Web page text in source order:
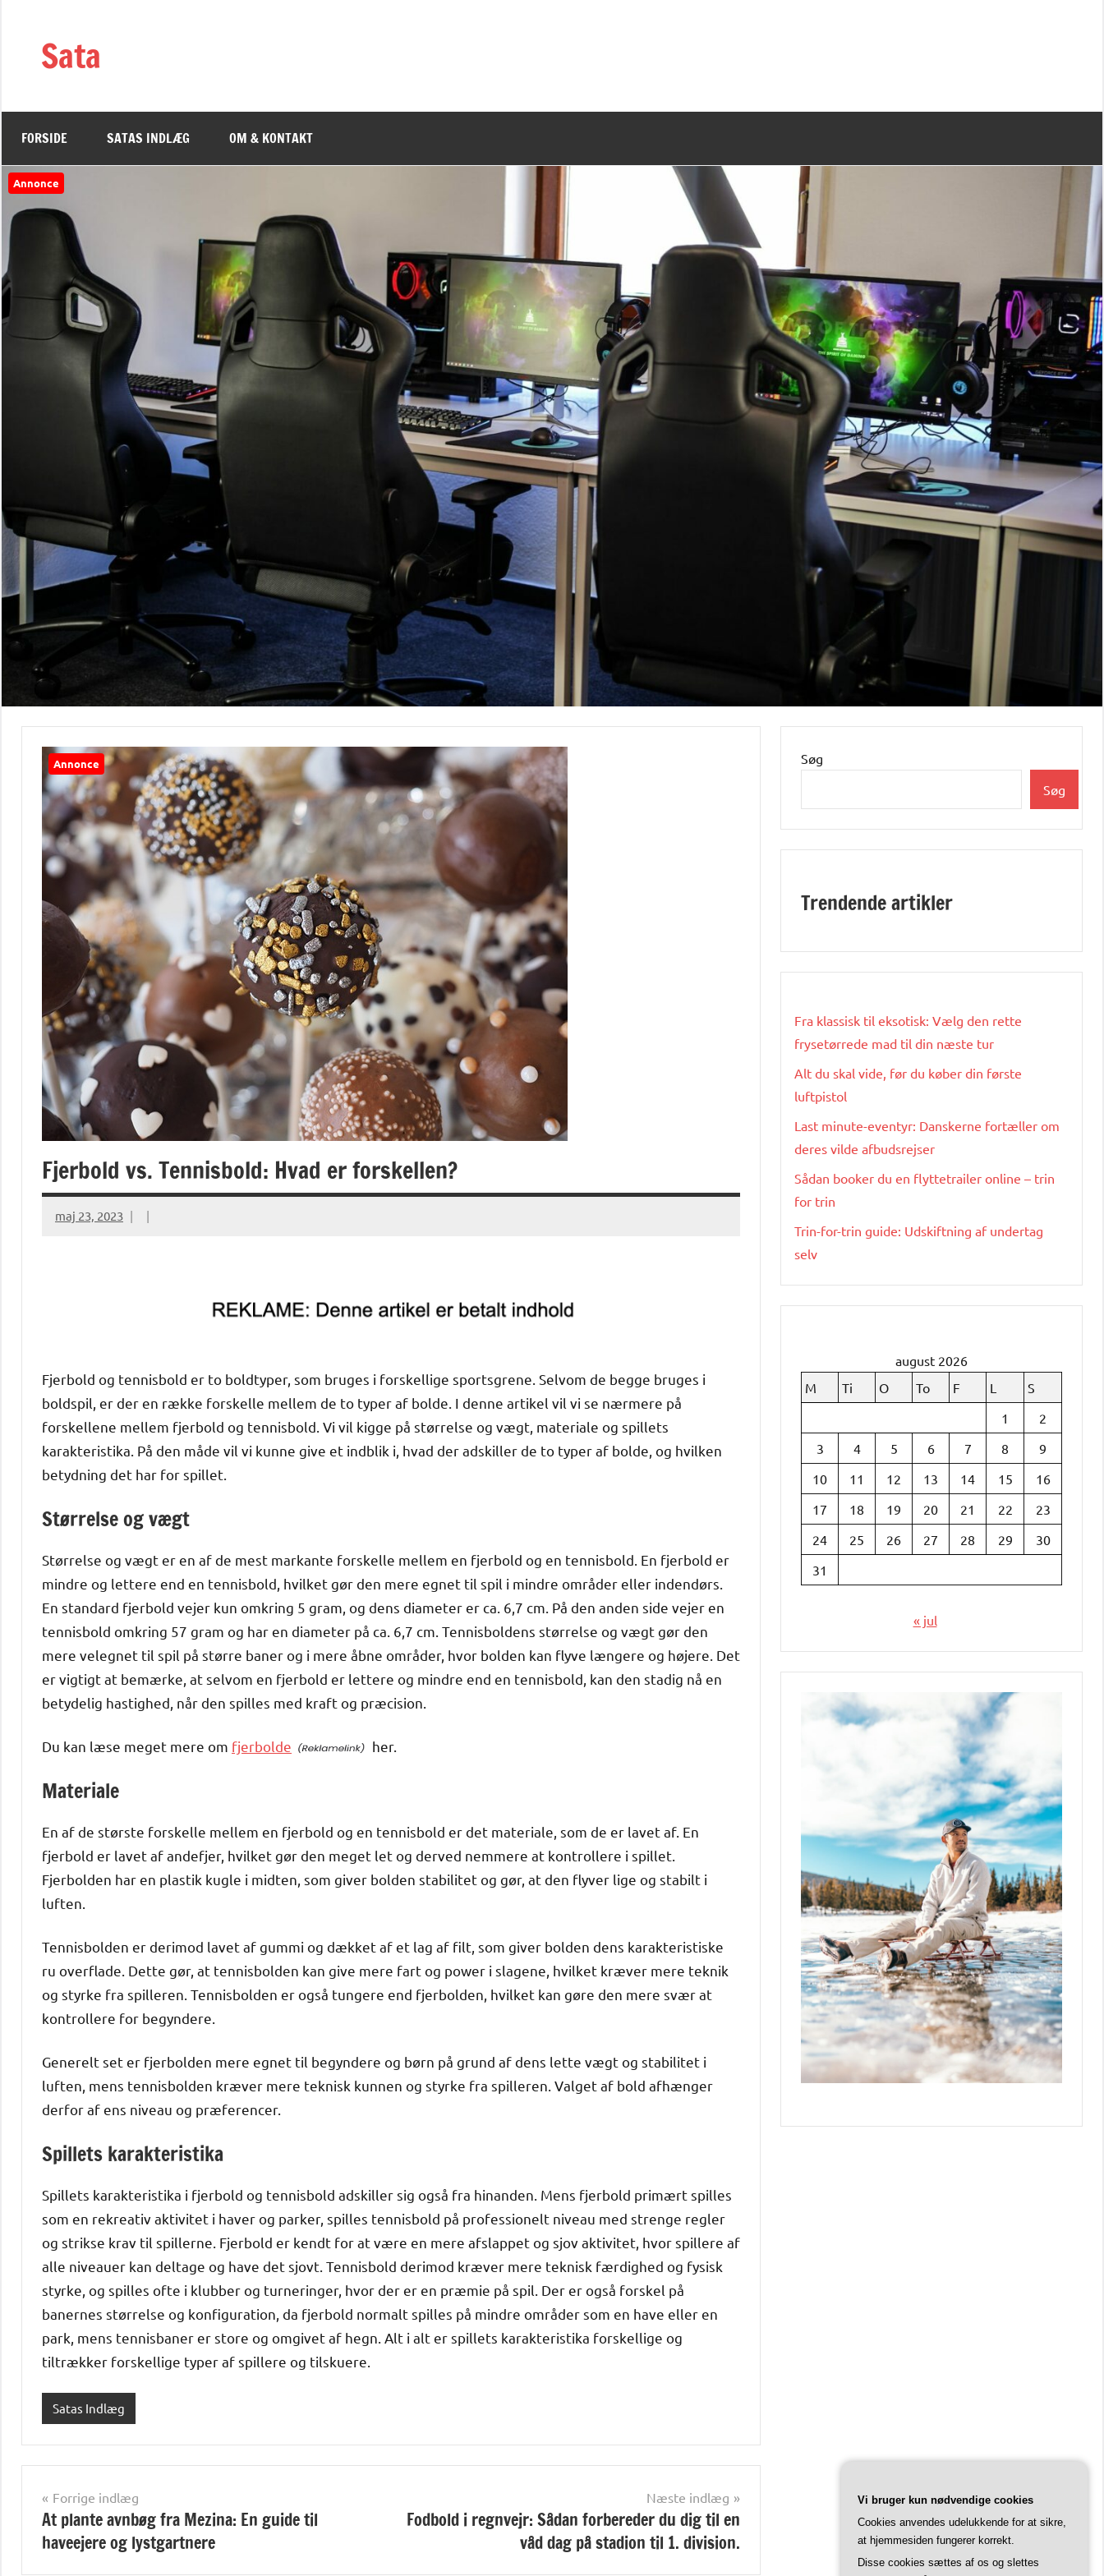
indholdSata
FORSIDE SATAS INDLÆG OM & KONTAKT
Annonce
Annonce
Fjerbold vs. Tennisbold: Hvad er forskellen?
maj 23, 2023
Fjerbold og tennisbold er to boldtyper, som bruges i forskellige sportsgrene. Selvom de begge bruges i
boldspil, er der en række forskelle mellem de to typer af bolde. I denne artikel vil vi se nærmere på
forskellene mellem fjerbold og tennisbold. Vi vil kigge på størrelse og vægt, materiale og spillets
karakteristika. På den måde vil vi kunne give et indblik i, hvad der adskiller de to typer af bolde, og hvilken
betydning det har for spillet.
Størrelse og vægt
Størrelse og vægt er en af de mest markante forskelle mellem en fjerbold og en tennisbold. En fjerbold er
mindre og lettere end en tennisbold, hvilket gør den mere egnet til spil i mindre områder eller indendørs.
En standard fjerbold vejer kun omkring 5 gram, og dens diameter er ca. 6,7 cm. På den anden side vejer en
tennisbold omkring 57 gram og har en diameter på ca. 6,7 cm. Tennisboldens størrelse og vægt gør den
mere velegnet til spil på større baner og i mere åbne områder, hvor bolden kan flyve længere og højere. Det
er vigtigt at bemærke, at selvom en fjerbold er lettere og mindre end en tennisbold, kan den stadig nå en
betydelig hastighed, når den spilles med kraft og præcision.
Du kan læse meget mere om fjerbolde her.
Materiale
En af de største forskelle mellem en fjerbold og en tennisbold er det materiale, som de er lavet af. En
fjerbold er lavet af andefjer, hvilket gør den meget let og derved nemmere at kontrollere i spillet.
Fjerbolden har en plastik kugle i midten, som giver bolden stabilitet og gør, at den flyver lige og stabilt i
luften.
Tennisbolden er derimod lavet af gummi og dækket af et lag af filt, som giver bolden dens karakteristiske
ru overflade. Dette gør, at tennisbolden kan give mere fart og power i slagene, hvilket kræver mere teknik
og styrke fra spilleren. Tennisbolden er også tungere end fjerbolden, hvilket kan gøre den mere svær at
kontrollere for begyndere.
Generelt set er fjerbolden mere egnet til begyndere og børn på grund af dens lette vægt og stabilitet i
luften, mens tennisbolden kræver mere teknisk kunnen og styrke fra spilleren. Valget af bold afhænger
derfor af ens niveau og præferencer.
Spillets karakteristika
Spillets karakteristika i fjerbold og tennisbold adskiller sig også fra hinanden. Mens fjerbold primært spilles
som en rekreativ aktivitet i haver og parker, spilles tennisbold på professionelt niveau med strenge regler
og strikse krav til spillerne. Fjerbold er kendt for at være en mere afslappet og sjov aktivitet, hvor spillere af
alle niveauer kan deltage og have det sjovt. Tennisbold derimod kræver mere teknisk færdighed og fysisk
styrke, og spilles ofte i klubber og turneringer, hvor der er en præmie på spil. Der er også forskel på
banernes størrelse og konfiguration, da fjerbold normalt spilles på mindre områder som en have eller en
park, mens tennisbaner er store og omgivet af hegn. Alt i alt er spillets karakteristika forskellige og
tiltrækker forskellige typer af spillere og tilskuere.
Satas Indlæg
Indlægsnavigation
Forrige indlæg
At plante avnbøg fra Mezina: En guide til
haveejere og lystgartnere
Næste indlæg
Fodbold i regnvejr: Sådan forbereder du dig til en
våd dag på stadion til 1. division.
Søg
Søg
Trendende artikler
Fra klassisk til eksotisk: Vælg den rette
frysetørrede mad til din næste tur
Alt du skal vide, før du køber din første
luftpistol
Last minute-eventyr: Danskerne fortæller om
deres vilde afbudsrejser
Sådan booker du en flyttetrailer online – trin
for trin
Trin-for-trin guide: Udskiftning af undertag
selv
august 2026
M
Ti O To F L
S
1
2
3
4 5 6 7 8
9
10
11 12 13 14 15
16
17
18 19 20 21 22
23
24
25 26 27 28 29
30
31
« jul
Vi bruger kun nødvendige cookies
Cookies anvendes udelukkende for at sikre,
at hjemmesiden fungerer korrekt.
Disse cookies sættes af os og slettes